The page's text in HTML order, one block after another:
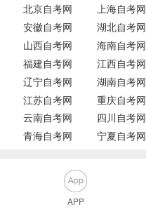
北京自考网 上海自考网
安徽自考网
湖北自考网
山西自考网
海南自考网
福建自考网
江西自考网
辽宁自考网
湖南自考网
江苏自考网
重庆自考网
云南自考网
四川自考网
青海自考网
宁夏自考网
APP